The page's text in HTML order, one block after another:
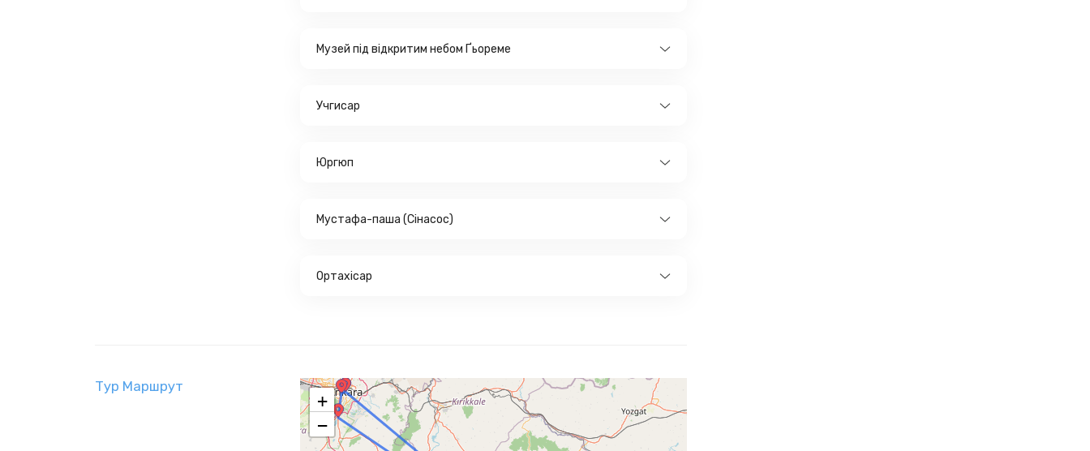
Музей під відкритим небом Ґьореме
Учгисар
Юргюп
Мустафа-паша (Сінасос)
Ортахісар
Тур Маршрут
+
−